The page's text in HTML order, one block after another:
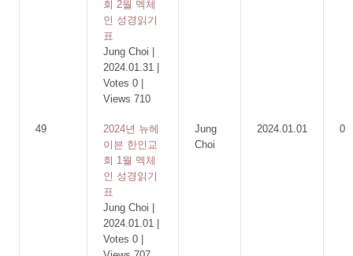
회 2월 멕체
인 성경읽기
표
Jung Choi
2024.01.31
Votes 0
Views 710
49
2024년 뉴헤
이븐 한인교
회 1월 멕체
인 성경읽기
표
Jung Choi
2024.01.01
Votes 0
Jung
Choi
2024.01.01 0